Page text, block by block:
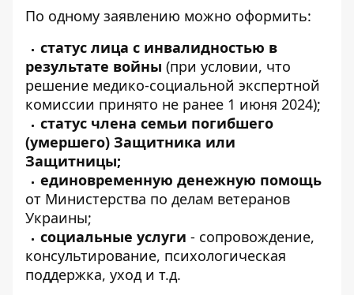
По одному заявлению можно оформить:
статус лица с инвалидностью в
результате войны (при условии, что
решение медико-социальной экспертной
комиссии принято не ранее 1 июня 2024);
статус члена семьи погибшего
(умершего) Защитника или
Защитницы;
единовременную денежную помощь
от Министерства по делам ветеранов
Украины;
социальные услуги - сопровождение,
консультирование, психологическая
поддержка, уход и т.д.